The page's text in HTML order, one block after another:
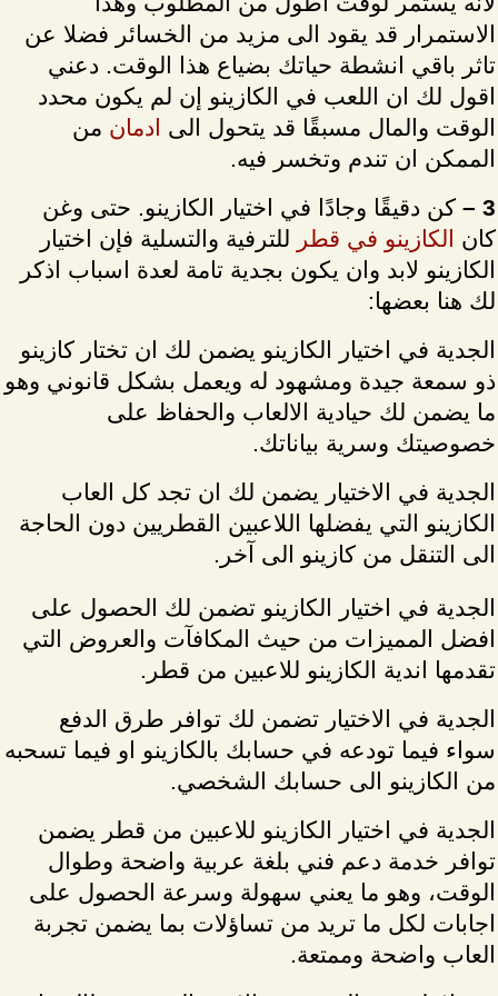
الاستمرار قد يقود الى مزيد من الخسائر فضلا عن
تاثر باقي انشطة حياتك بضياع هذا الوقت. دعني
اقول لك ان اللعب في الكازينو إن لم يكون محدد
الوقت والمال مسبقًا قد يتحول الى ادمان من
الممكن ان تندم وتخسر فيه.
3 –
كن دقيقًا وجادًا في اختيار الكازينو. حتى وغن
كان
الكازينو في قطر للترفية والتسلية فإن اختيار
الكازينو لابد وان يكون بجدية تامة لعدة اسباب اذكر
لك هنا بعضها:
الجدية في اختيار الكازينو يضمن لك ان تختار كازينو
ذو سمعة جيدة ومشهود له ويعمل بشكل قانوني وهو
ما يضمن لك حيادية الالعاب والحفاظ على
خصوصيتك وسرية بياناتك.
الجدية في الاختيار يضمن لك ان تجد كل العاب
الكازينو التي يفضلها اللاعبين القطريين دون الحاجة
الى التنقل من كازينو الى آخر.
الجدية في اختيار الكازينو تضمن لك الحصول على
افضل المميزات من حيث المكافآت والعروض التي
تقدمها اندية الكازينو للاعبين من قطر.
الجدية في الاختيار تضمن لك توافر طرق الدفع
سواء فيما تودعه في حسابك بالكازينو او فيما تسحبه
من الكازينو الى حسابك الشخصي.
الجدية في اختيار الكازينو للاعبين من قطر يضمن
توافر خدمة دعم فني بلغة عربية واضحة وطوال
الوقت، وهو ما يعني سهولة وسرعة الحصول على
اجابات لكل ما تريد من تساؤلات بما يضمن تجربة
العاب واضحة وممتعة.